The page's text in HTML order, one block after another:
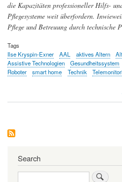
die Kapazitäten professioneller Hilfs-
Pflegesysteme weit überfordern.
Pflege und Betreuung durch technische
Tags
Ilse Kryspin-Exner
AAL aktives Altern
Assistive Technologien
Gesundheitssystem
Roboter
smart home Technik
Search
Search